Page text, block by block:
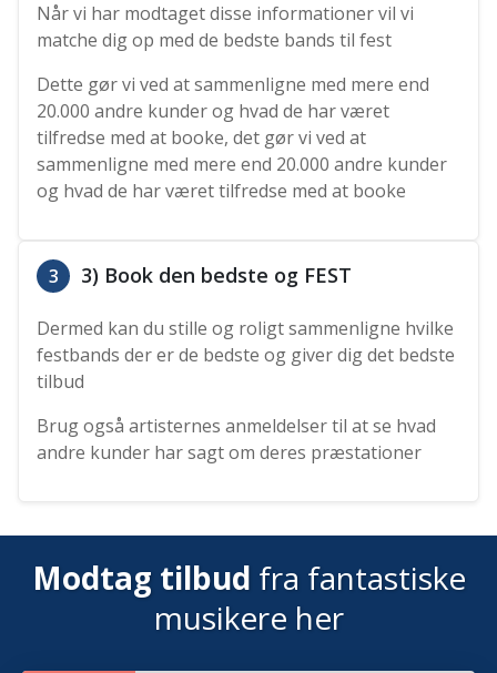
Når vi har modtaget disse informationer vil vi
matche dig op med de bedste bands til fest
Dette gør vi ved at sammenligne med mere end
20.000 andre kunder og hvad de har været
tilfredse med at booke, det gør vi ved at
sammenligne med mere end 20.000 andre kunder
og hvad de har været tilfredse med at booke
3 3) Book den bedste og FEST
Dermed kan du stille og roligt sammenligne hvilke
festbands der er de bedste og giver dig det bedste
tilbud
Brug også artisternes anmeldelser til at se hvad
andre kunder har sagt om deres præstationer
Modtag tilbud fra fantastiske
musikere her